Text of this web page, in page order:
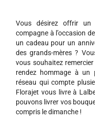
Vous désirez offrir un
compagne à l’occasion
un cadeau pour un
des grands-mères ?
vous souhaitez
rendez hommage à un
réseau qui compte
Florajet vous livre à
pouvons livrer vos
compris le dimanche !